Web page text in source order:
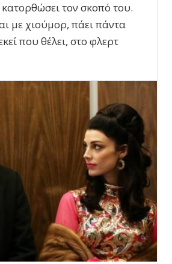
κατορθώσει τον σκοπό του.
με χιούμορ, πάει πάντα
που θέλει, στο φλερτ